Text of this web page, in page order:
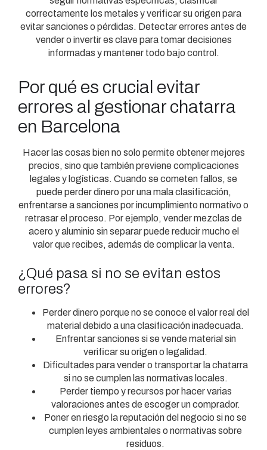
correctamente los metales y verificar su origen para
evitar sanciones o pérdidas. Detectar errores antes de
vender o invertir es clave para tomar decisiones
informadas y mantener todo bajo control.
Por qué es crucial evitar
errores al gestionar chatarra
en Barcelona
Hacer las cosas bien no solo permite obtener mejores
precios, sino que también previene complicaciones
legales y logísticas. Cuando se cometen fallos, se
puede perder dinero por una mala clasificación,
enfrentarse a sanciones por incumplimiento normativo o
retrasar el proceso. Por ejemplo, vender mezclas de
acero y aluminio sin separar puede reducir mucho el
valor que recibes, además de complicar la venta.
¿Qué pasa si no se evitan estos
errores?
Perder dinero porque no se conoce el valor real del
material debido a una clasificación inadecuada.
Enfrentar sanciones si se vende material sin
verificar su origen o legalidad.
Dificultades para vender o transportar la chatarra
si no se cumplen las normativas locales.
Perder tiempo y recursos por hacer varias
valoraciones antes de escoger un comprador.
Poner en riesgo la reputación del negocio si no se
cumplen leyes ambientales o normativas sobre
residuos.